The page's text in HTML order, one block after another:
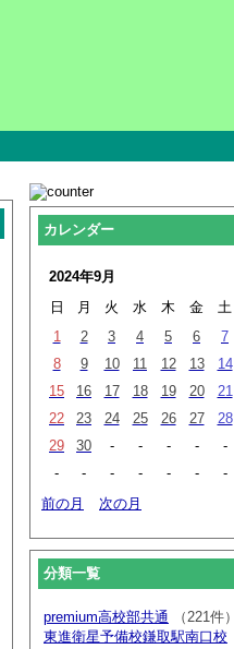
カレンダー
2024年9月
日
月 火 水 木 金
土
1
2 3 4 5 6
7
8
9 10 11 12 13
14
15
16 17 18 19 20
21
22
23 24 25 26 27
28
29
30 - - - -
-
-
- - - - -
-
前の月
次の月
分類一覧
premium高校部共通 （221件）
東進衛星予備校鎌取駅南口校